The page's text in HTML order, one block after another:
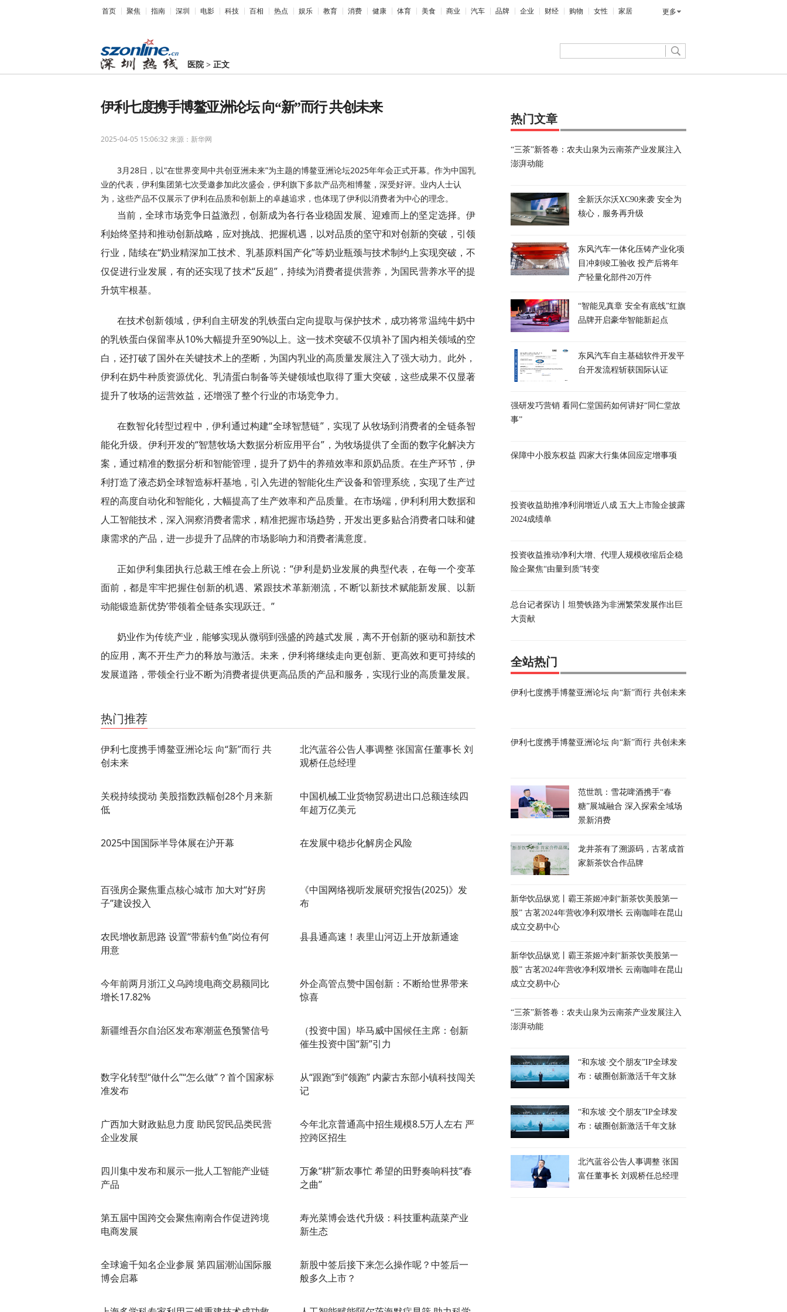
首页 聚焦 指南 深圳 电影 科技 百相 热点 娱乐 教育 消费 健康 体育 美食 商业 汽车 品牌 企业 财经 购物 女性 家居 更多
医院 >正文
伊利七度携手博鳌亚洲论坛 向“新”而行 共创未来
2025-04-05 15:06:32 来源：新华网
3月28日，以“在世界变局中共创亚洲未来”为主题的博鳌亚洲论坛2025年年会正式开幕。作为中国乳
业的代表，伊利集团第七次受邀参加此次盛会，伊利旗下多款产品亮相博鳌，深受好评。业内人士认
为，这些产品不仅展示了伊利在品质和创新上的卓越追求，也体现了伊利以消费者为中心的理念。
当前，全球市场竞争日益激烈，创新成为各行各业稳固发展、迎难而上的坚定选择。伊
利始终坚持和推动创新战略，应对挑战、把握机遇，以对品质的坚守和对创新的突破，引领
行业，陆续在“奶业精深加工技术、乳基原料国产化”等奶业瓶颈与技术制约上实现突破，不
仅促进行业发展，有的还实现了技术“反超”，持续为消费者提供营养，为国民营养水平的提
升筑牢根基。
在技术创新领域，伊利自主研发的乳铁蛋白定向提取与保护技术，成功将常温纯牛奶中
的乳铁蛋白保留率从10%大幅提升至90%以上。这一技术突破不仅填补了国内相关领域的空
白，还打破了国外在关键技术上的垄断，为国内乳业的高质量发展注入了强大动力。此外，
伊利在奶牛种质资源优化、乳清蛋白制备等关键领域也取得了重大突破，这些成果不仅显著
提升了牧场的运营效益，还增强了整个行业的市场竞争力。
在数智化转型过程中，伊利通过构建“全球智慧链”，实现了从牧场到消费者的全链条智
能化升级。伊利开发的“智慧牧场大数据分析应用平台”，为牧场提供了全面的数字化解决方
案，通过精准的数据分析和智能管理，提升了奶牛的养殖效率和原奶品质。在生产环节，伊
利打造了液态奶全球智造标杆基地，引入先进的智能化生产设备和管理系统，实现了生产过
程的高度自动化和智能化，大幅提高了生产效率和产品质量。在市场端，伊利利用大数据和
人工智能技术，深入洞察消费者需求，精准把握市场趋势，开发出更多贴合消费者口味和健
康需求的产品，进一步提升了品牌的市场影响力和消费者满意度。
正如伊利集团执行总裁王维在会上所说：“伊利是奶业发展的典型代表，在每一个变革
面前，都是牢牢把握住创新的机遇、紧跟技术革新潮流，不断‘以新技术赋能新发展、以新
动能锻造新优势’带领着全链条实现跃迁。”
奶业作为传统产业，能够实现从微弱到强盛的跨越式发展，离不开创新的驱动和新技术
的应用，离不开生产力的释放与激活。未来，伊利将继续走向更创新、更高效和更可持续的
发展道路，带领全行业不断为消费者提供更高品质的产品和服务，实现行业的高质量发展。
热门推荐
伊利七度携手博鳌亚洲论坛 向“新”而行 共
创未来
北汽蓝谷公告人事调整 张国富任董事长 刘
观桥任总经理
关税持续搅动 美股指数跌幅创28个月来新
低
中国机械工业货物贸易进出口总额连续四
年超万亿美元
2025中国国际半导体展在沪开幕 在发展中稳步化解房企风险
百强房企聚焦重点核心城市 加大对“好房
子”建设投入
《中国网络视听发展研究报告(2025)》发
布
农民增收新思路 设置“带薪钓鱼”岗位有何
用意
县县通高速！表里山河迈上开放新通途
今年前两月浙江义乌跨境电商交易额同比
增长17.82%
外企高管点赞中国创新：不断给世界带来
惊喜
新疆维吾尔自治区发布寒潮蓝色预警信号
（投资中国）毕马威中国候任主席：创新
催生投资中国“新”引力
数字化转型“做什么”“怎么做”？首个国家标
准发布
从“跟跑”到“领跑” 内蒙古东部小镇科技闯关
记
广西加大财政贴息力度 助民贸民品类民营
企业发展
今年北京普通高中招生规模8.5万人左右 严
控跨区招生
四川集中发布和展示一批人工智能产业链
产品
万象“耕”新农事忙 希望的田野奏响科技“春
之曲”
第五届中国跨交会聚焦南南合作促进跨境
电商发展
寿光菜博会迭代升级：科技重构蔬菜产业
新生态
全球逾千知名企业参展 第四届潮汕国际服
博会启幕
新股中签后接下来怎么操作呢？中签后一
般多久上市？
热门文章
“三茶”新答卷：农夫山泉为云南茶产业发展注入
澎湃动能
全新沃尔沃XC90来袭 安全为
核心，服务再升级
东风汽车一体化压铸产业化项
目冲刺竣工验收 投产后将年
产轻量化部件20万件
“智能见真章 安全有底线”红旗
品牌开启豪华智能新起点
东风汽车自主基础软件开发平
台开发流程斩获国际认证
强研发巧营销 看同仁堂国药如何讲好“同仁堂故
事”
保障中小股东权益 四家大行集体回应定增事项
投资收益助推净利润增近八成 五大上市险企披露
2024成绩单
投资收益推动净利大增、代理人规模收缩后企稳
险企聚焦“由量到质”转变
总台记者探访丨坦赞铁路为非洲繁荣发展作出巨
大贡献
全站热门
伊利七度携手博鳌亚洲论坛 向“新”而行 共创未来
伊利七度携手博鳌亚洲论坛 向“新”而行 共创未来
范世凯：雪花啤酒携手“春
糖”展城融合 深入探索全域场
景新消费
龙井茶有了溯源码，古茗成首
家新茶饮合作品牌
新华饮品纵览丨霸王茶姬冲刺“新茶饮美股第一
股” 古茗2024年营收净利双增长 云南咖啡在昆山
成立交易中心
新华饮品纵览丨霸王茶姬冲刺“新茶饮美股第一
股” 古茗2024年营收净利双增长 云南咖啡在昆山
成立交易中心
“三茶”新答卷：农夫山泉为云南茶产业发展注入
澎湃动能
“和东坡·交个朋友”IP全球发
布：破圈创新激活千年文脉
“和东坡·交个朋友”IP全球发
布：破圈创新激活千年文脉
北汽蓝谷公告人事调整 张国
富任董事长 刘观桥任总经理